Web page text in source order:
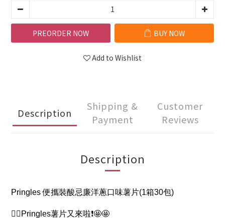
PREORDER NOW BUY NOW
Add to Wishlist
Description
Shipping &
Payment
Customer
Reviews
Description
Pringles 便攜裝酸忌廉洋蔥口味薯片(1箱30包)
👉🏻Pringles薯片又來啦❗🤩🤩